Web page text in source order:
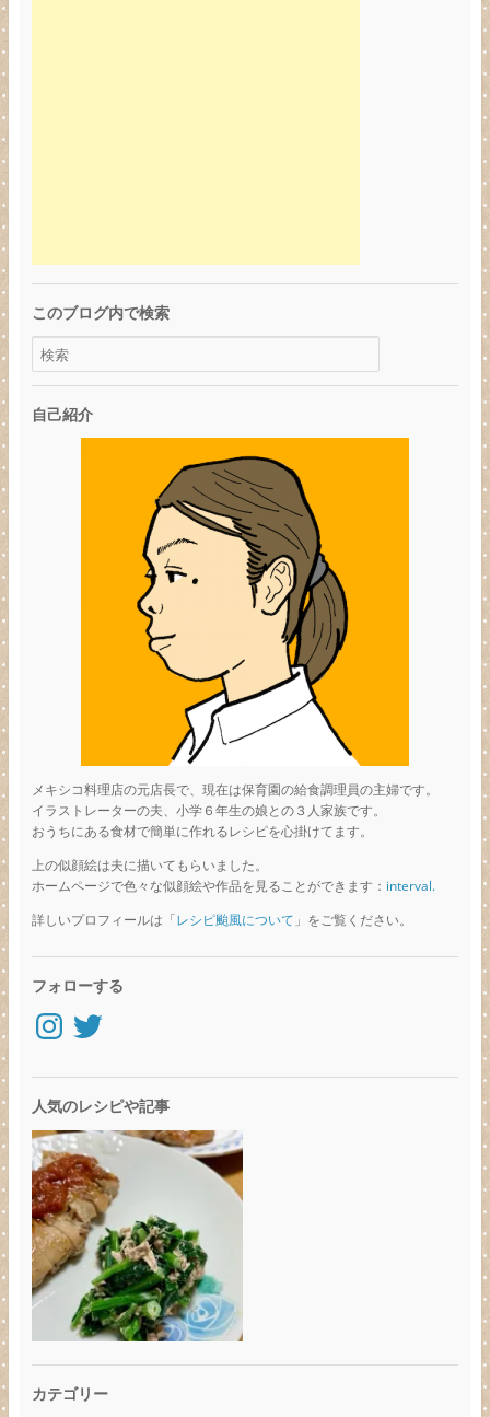
このブログ内で検索
自己紹介
メキシコ料理店の元店長で、現在は保育園の給食調理員の主婦です。
イラストレーターの夫、小学６年生の娘との３人家族です。
おうちにある食材で簡単に作れるレシピを心掛けてます。
上の似顔絵は夫に描いてもらいました。
ホームページで色々な似顔絵や作品を見ることができます： interval.
詳しいプロフィールは「レシピ颱風について 」をご覧ください。
フォローする
Instagram
Twitter
人気のレシピや記事
カテゴリー